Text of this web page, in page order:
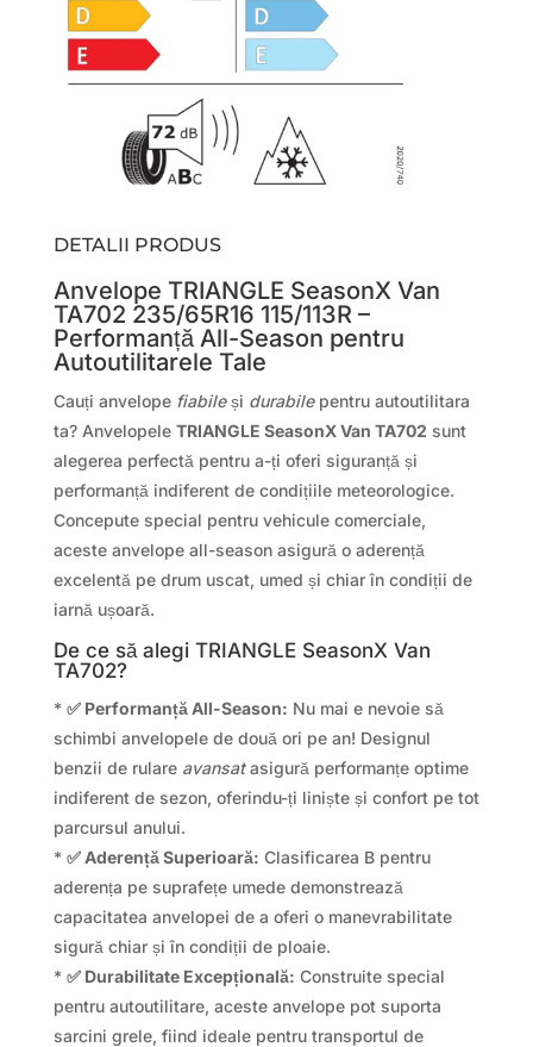
DETALII PRODUS
Anvelope TRIANGLE SeasonX Van
TA702 235/65R16 115/113R –
Performanță All-Season pentru
Autoutilitarele Tale
Cauți anvelope fiabileși durabilepentru autoutilitara
ta? Anvelopele TRIANGLE SeasonX Van TA702 sunt
alegerea perfectă pentru a-ți oferi siguranță și
performanță indiferent de condițiile meteorologice.
Concepute special pentru vehicule comerciale,
aceste anvelope all-season asigură o aderență
excelentă pe drum uscat, umed și chiar în condiții de
iarnă ușoară.
De ce să alegi TRIANGLE SeasonX Van
TA702?
* ✅ Performanță All-Season: Nu mai e nevoie să
schimbi anvelopele de două ori pe an! Designul
benzii de rulare avansatasigură performanțe optime
indiferent de sezon, oferindu-ți liniște și confort pe tot
parcursul anului.
* ✅ Aderență Superioară: Clasificarea B pentru
aderența pe suprafețe umede demonstrează
capacitatea anvelopei de a oferi o manevrabilitate
sigură chiar și în condiții de ploaie.
* ✅ Durabilitate Excepțională: Construite special
pentru autoutilitare, aceste anvelope pot suporta
sarcini grele, fiind ideale pentru transportul de